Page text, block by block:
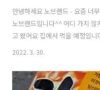
안녕하세요 노브랜드 - 요즘 너
노브랜드입니다^^ 어디 가지 않
고 왔어요 집에서 먹을 예정입
들어 있어요 조리법도 아주 쉽네
러줍니다 아차! 합니다 꼬지인
도 되는데 ~ 쭉~~~ 뿌려 버렸네
2022. 3. 30.